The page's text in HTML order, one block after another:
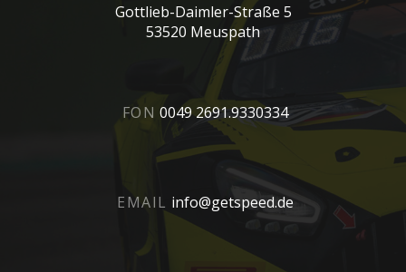
Gottlieb-Daimler-Straße 5
53520 Meuspath
FON 0049 2691.9330334
EMAIL info@getspeed.de